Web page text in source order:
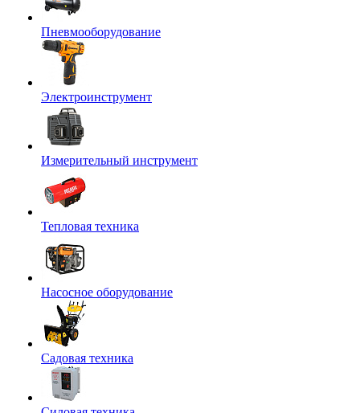
Пневмооборудование
Электроинструмент
Измерительный инструмент
Тепловая техника
Насосное оборудование
Садовая техника